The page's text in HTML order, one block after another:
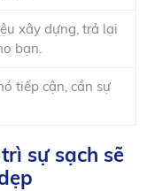
xây dựng,‍ trả lại⁤
bạn.
tiếp cận, cần sự⁣
sự sạch sẽ